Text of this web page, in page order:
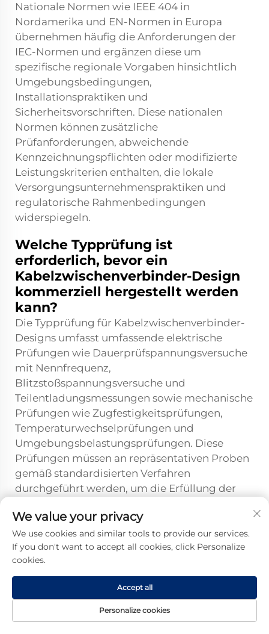
Nationale Normen wie IEEE 404 in
Nordamerika und EN-Normen in Europa
übernehmen häufig die Anforderungen der
IEC-Normen und ergänzen diese um
spezifische regionale Vorgaben hinsichtlich
Umgebungsbedingungen,
Installationspraktiken und
Sicherheitsvorschriften. Diese nationalen
Normen können zusätzliche
Prüfanforderungen, abweichende
Kennzeichnungspflichten oder modifizierte
Leistungskriterien enthalten, die lokale
Versorgungsunternehmenspraktiken und
regulatorische Rahmenbedingungen
widerspiegeln.
Welche Typprüfung ist
erforderlich, bevor ein
Kabelzwischenverbinder-Design
kommerziell hergestellt werden
kann?
Die Typprüfung für Kabelzwischenverbinder-
Designs umfasst umfassende elektrische
Prüfungen wie Dauerprüfspannungsversuche
mit Nennfrequenz,
Blitzstoßspannungsversuche und
Teilentladungsmessungen sowie mechanische
Prüfungen wie Zugfestigkeitsprüfungen,
Temperaturwechselprüfungen und
Umgebungsbelastungsprüfungen. Diese
Prüfungen müssen an repräsentativen Proben
gemäß standardisierten Verfahren
durchgeführt werden, um die Erfüllung der
Serienfertigung nachzuweisen.
Welche Dokumentation müssen
Hersteller führen, um die
Einhaltung der Normen für
Kabelzwischenverbinder
nachzuweisen?
Hersteller müssen umfassende technische
We value your privacy
We use cookies and similar tools to provide our services.
If you don't want to accept all cookies, click Personalize
cookies.
Personalize cookies
Accept all